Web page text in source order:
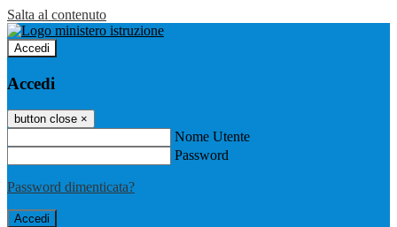
Salta al contenuto
Accedi
Accedi
button close ×
Nome Utente
Password
Password dimenticata?